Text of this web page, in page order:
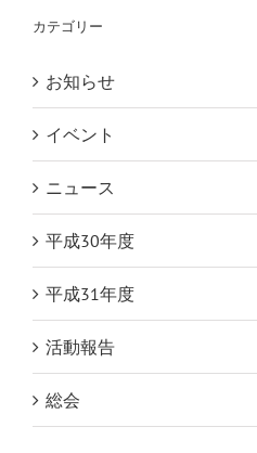
カテゴリー
お知らせ
イベント
ニュース
平成30年度
平成31年度
活動報告
総会